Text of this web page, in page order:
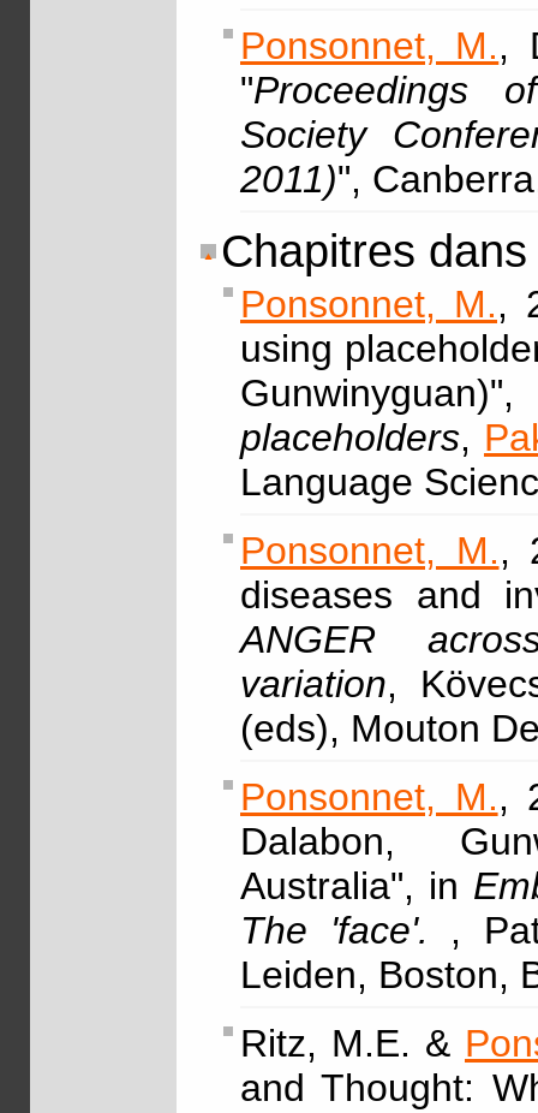
Ponsonnet, M.,
"Proceedings
Society
2011)",
Chapitres
Ponsonnet, M.,
using
placeholders,
Language
Ponsonnet, M.,
diseases and
ANGER
variation,
(eds), Mouton
Ponsonnet, M.,
Dalabon,
Australia", in
The 'face'. ,
Leiden, Boston,
Ritz, M.E. &
and Thought: